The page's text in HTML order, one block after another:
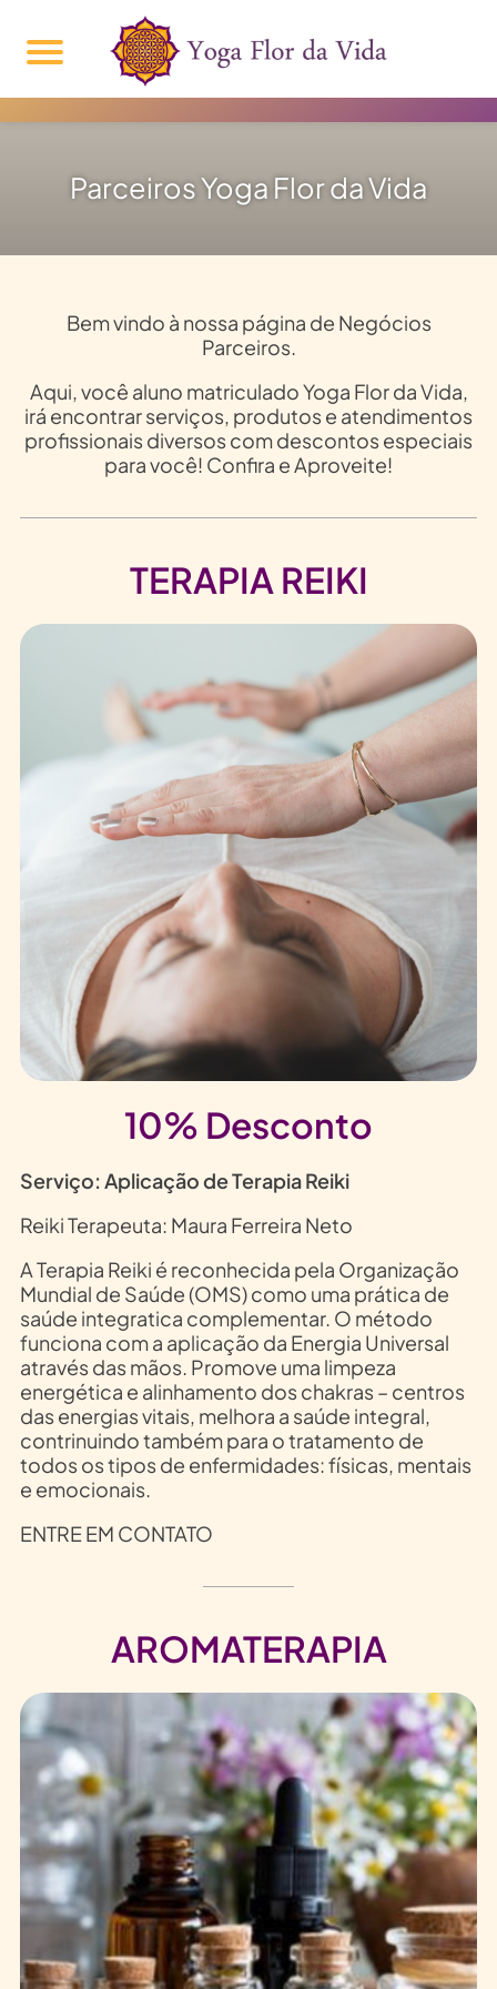
Parceiros Yoga Flor da Vida
Bem vindo à nossa página de Negócios
Parceiros.
Aqui, você aluno matriculado Yoga Flor da Vida,
irá encontrar serviços, produtos e atendimentos
profissionais diversos com descontos especiais
para você! Confira e Aproveite!
TERAPIA REIKI
10% Desconto
Serviço: Aplicação de Terapia Reiki
Reiki Terapeuta: Maura Ferreira Neto
A Terapia Reiki é reconhecida pela Organização
Mundial de Saúde (OMS) como uma prática de
saúde integratica complementar. O método
funciona com a aplicação da Energia Universal
através das mãos. Promove uma limpeza
energética e alinhamento dos chakras – centros
das energias vitais, melhora a saúde integral,
contrinuindo também para o tratamento de
todos os tipos de enfermidades: físicas, mentais
e emocionais.
ENTRE EM CONTATO
AROMATERAPIA